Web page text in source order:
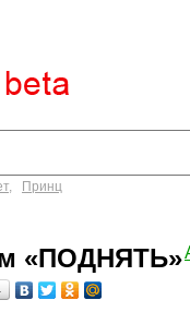
, Принц
«ПОДНЯТЬ»